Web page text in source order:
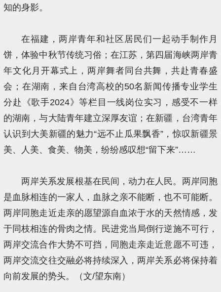
知的身影。
在福建，两岸青年和社区居民们一起动手制作月
饼，体验中秋节传统习俗；在江苏，第四届海峡两岸青
年文化月开幕式上，两岸舞者同台共舞，共赴青春盛
会；在湖南，来自台湾高校的50名新闻传播专业学生
分赴《歌手2024》等栏目一线岗位实习，感受不一样
的湖南，与大陆青年建立深厚友谊；在新疆，台湾青年
认识到大美新疆的魅力“远不止瓜果飘香”，惊叹新疆景
美、人美、食美、物美，纷纷感叹想“留下来”……
两岸关系发展根基在民间，动力在人民。两岸同胞
是血脉相连的一家人，血脉之亲不能断，也不可能断。
两岸同胞走近走亲的愿望源自血浓于水的天然情感，发
于同枝相连的骨肉之情。民进党当局倒行逆施不可行，
两岸交流合作大势不可挡，同胞走亲走近意愿不可违，
两岸交流交往交融必将持续深入，两岸关系必将保持着
向前发展的势头。（文/望东南）